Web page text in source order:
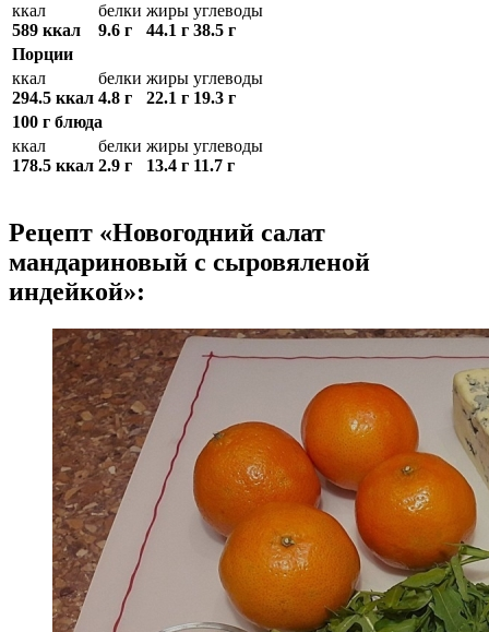
ккал
589 ккал
белки
9.6 г
жиры
44.1 г
углеводы
38.5 г
Порции
ккал
294.5 ккал
белки
4.8 г
жиры
22.1 г
углеводы
19.3 г
100 г блюда
ккал
178.5 ккал
белки
2.9 г
жиры
13.4 г
углеводы
11.7 г
Рецепт «Новогодний салат
мандариновый с сыровяленой
индейкой»: